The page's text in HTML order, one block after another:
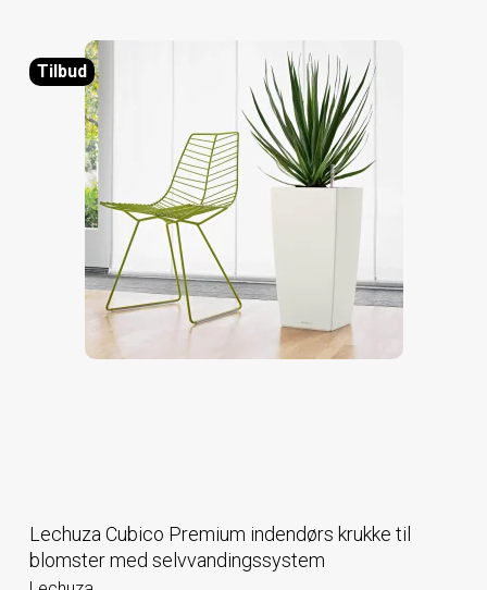
Tilbud
Lechuza Cubico Premium indendørs krukke til
blomster med selvvandingssystem